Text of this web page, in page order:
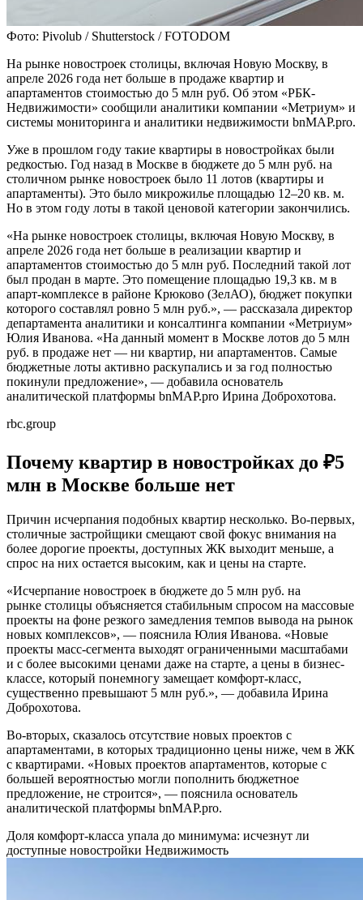
Фото: Pivolub / Shutterstock / FOTODOM
На рынке новостроек столицы, включая Новую Москву, в
апреле 2026 года нет больше в продаже квартир и
апартаментов стоимостью до 5 млн руб. Об этом «РБК-
Недвижимости» сообщили аналитики компании «Метриум» и
системы мониторинга и аналитики недвижимости bnMAP.pro.
Уже в прошлом году такие квартиры в новостройках были
редкостью. Год назад в Москве в бюджете до 5 млн руб. на
столичном рынке новостроек было 11 лотов (квартиры и
апартаменты). Это было микрожилье площадью 12–20 кв. м.
Но в этом году лоты в такой ценовой категории закончились.
«На рынке новостроек столицы, включая Новую Москву, в
апреле 2026 года нет больше в реализации квартир и
апартаментов стоимостью до 5 млн руб. Последний такой лот
был продан в марте. Это помещение площадью 19,3 кв. м в
апарт-комплексе в районе Крюково (ЗелАО), бюджет покупки
которого составлял ровно 5 млн руб.», — рассказала директор
департамента аналитики и консалтинга компании «Метриум»
Юлия Иванова. «На данный момент в Москве лотов до 5 млн
руб. в продаже нет — ни квартир, ни апартаментов. Самые
бюджетные лоты активно раскупались и за год полностью
покинули предложение», — добавила основатель
аналитической платформы bnMAP.pro Ирина Доброхотова.
rbc.group
Почему квартир в новостройках до ₽5
млн в Москве больше нет
Причин исчерпания подобных квартир несколько. Во-первых,
столичные застройщики смещают свой фокус внимания на
более дорогие проекты, доступных ЖК выходит меньше, а
спрос на них остается высоким, как и цены на старте.
«Исчерпание новостроек в бюджете до 5 млн руб. на
рынке столицы объясняется стабильным спросом на массовые
проекты на фоне резкого замедления темпов вывода на рынок
новых комплексов», — пояснила Юлия Иванова. «Новые
проекты масс-сегмента выходят ограниченными масштабами
и с более высокими ценами даже на старте, а цены в бизнес-
классе, который понемногу замещает комфорт-класс,
существенно превышают 5 млн руб.», — добавила Ирина
Доброхотова.
Во-вторых, сказалось отсутствие новых проектов с
апартаментами, в которых традиционно цены ниже, чем в ЖК
с квартирами. «Новых проектов апартаментов, которые с
большей вероятностью могли пополнить бюджетное
предложение, не строится», — пояснила основатель
аналитической платформы bnMAP.pro.
Доля комфорт-класса упала до минимума: исчезнут ли
доступные новостройки Недвижимость